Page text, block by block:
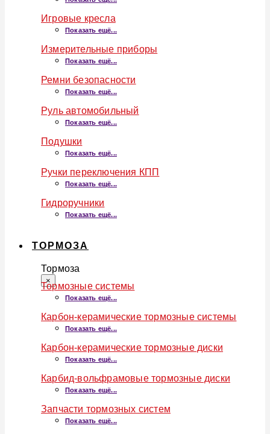
Игровые кресла
Показать ещё...
Измерительные приборы
Показать ещё...
Ремни безопасности
Показать ещё...
Руль автомобильный
Показать ещё...
Подушки
Показать ещё...
Ручки переключения КПП
Показать ещё...
Гидроручники
Показать ещё...
ТОРМОЗА
Тормоза
×
Тормозные системы
Показать ещё...
Карбон-керамические тормозные системы
Показать ещё...
Карбон-керамические тормозные диски
Показать ещё...
Карбид-вольфрамовые тормозные диски
Показать ещё...
Запчасти тормозных систем
Показать ещё...